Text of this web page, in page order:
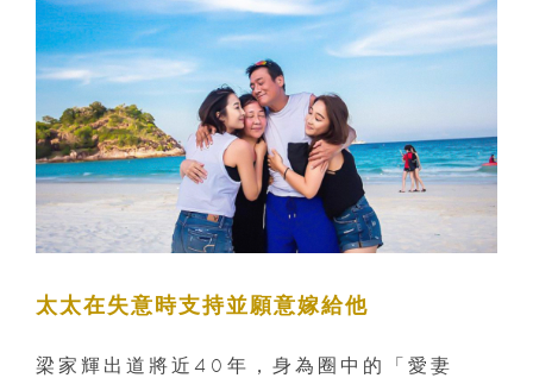
太太在失意時支持並願意嫁給他
梁家輝出道將近40年，身為圈中的「愛妻